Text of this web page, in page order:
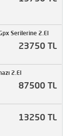
Serilerine 2.El
23750 TL
2.El
87500 TL
13250 TL